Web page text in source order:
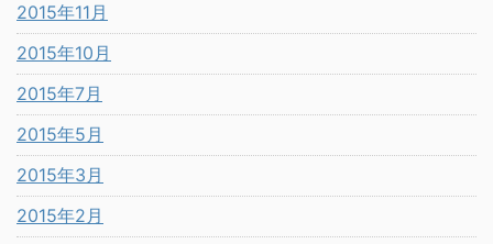
2015年11月
2015年10月
2015年7月
2015年5月
2015年3月
2015年2月